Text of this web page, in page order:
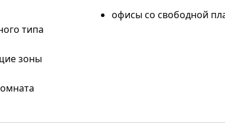
офисы со свободной
типа
зоны